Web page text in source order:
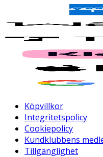
Köpvillkor
Integritetspolicy
Cookiepolicy
Kundklubbens
Tillgänglighet